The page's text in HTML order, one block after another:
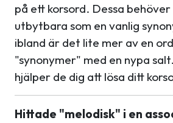
på ett korsord. Dessa
utbytbara som en vanlig
ibland är det lite mer av en
"synonymer" med en nypa
hjälper de dig att lösa ditt
Hittade "melodisk" i en